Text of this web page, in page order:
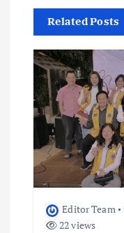
g
a
t
o
n
Related Posts
Editor Team
22 views